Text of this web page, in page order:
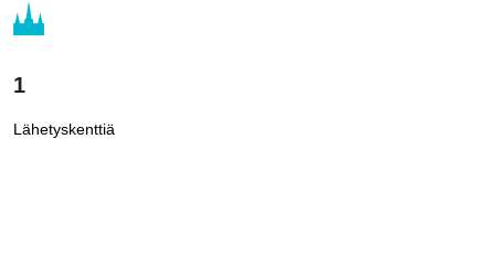
1
Lähetyskenttiä